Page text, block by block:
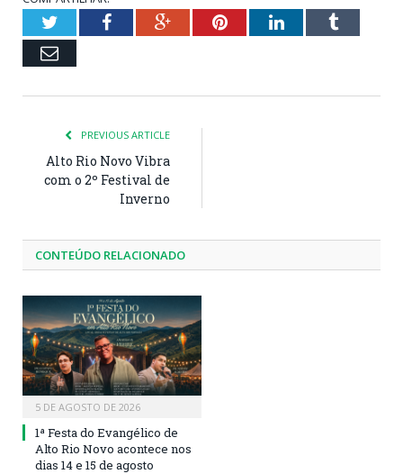
TwitterFacebookGoogle+PinterestLinkedInTumblr
Email
PREVIOUS ARTICLE
Alto Rio Novo Vibra
com o 2º Festival de
Inverno
CONTEÚDO RELACIONADO
5 DE AGOSTO DE 2026
1ª Festa do Evangélico de
Alto Rio Novo acontece nos
dias 14 e 15 de agosto